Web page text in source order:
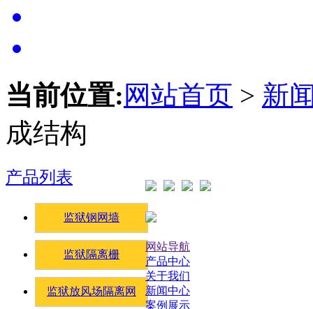
当前位置: 网站首页 > 新
成结构
产品列表
监狱钢网墙
监狱隔离栅
监狱放风场隔离网
网站导航
产品中心
关于我们
新闻中心
案例展示